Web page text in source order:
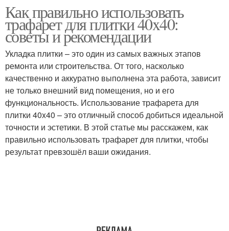
декора
Как правильно использовать
трафарет для плитки 40x40:
советы и рекомендации
Укладка плитки – это один из самых важных этапов
ремонта или строительства. От того, насколько
качественно и аккуратно выполнена эта работа, зависит
не только внешний вид помещения, но и его
функциональность. Использование трафарета для
плитки 40x40 – это отличный способ добиться идеальной
точности и эстетики. В этой статье мы расскажем, как
правильно использовать трафарет для плитки, чтобы
результат превзошёл ваши ожидания.